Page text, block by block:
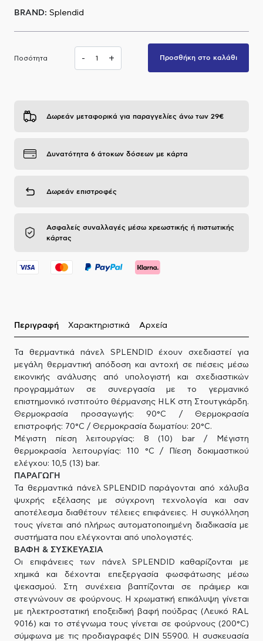
Α.Μ.Ε.Α
BRAND: Splendid
Ποσότητα - + Προσθήκη στο καλάθι
Δωρεάν μεταφορικά για παραγγελίες άνω των 29€
Δυνατότητα 6 άτοκων δόσεων με κάρτα
Δωρεάν επιστροφές
Ασφαλείς συναλλαγές μέσω χρεωστικής ή πιστωτικής
κάρτας
Περιγραφή Χαρακτηριστικά Αρχεία
Τα θερμαντικά πάνελ SPLENDID έχουν σχεδιαστεί για
μεγάλη θερμαντική απόδοση και αντοχή σε πιέσεις μέσω
εικονικής ανάλυσης από υπολογιστή και σχεδιαστικών
προγραμμάτων σε συνεργασία με το γερμανικό
επιστημονικό ινστιτούτο θέρμανσης HLK στη Στουτγκάρδη.
Θερμοκρασία προσαγωγής: 90°C / Θερμοκρασία
επιστροφής: 70°C / Θερμοκρασία δωματίου: 20°C.
Μέγιστη πίεση λειτουργίας: 8 (10) bar / Μέγιστη
θερμοκρασία λειτουργίας: 110 °C / Πίεση δοκιμαστικού
ελέγχου: 10,5 (13) bar.
ΠΑΡΑΓΩΓΗ
Τα θερμαντικά πάνελ SPLENDID παράγονται από χάλυβα
ψυχρής εξέλασης με σύγχρονη τεχνολογία και σαν
αποτέλεσμα διαθέτουν τέλειες επιφάνειες. Η συγκόλληση
τους γίνεται από πλήρως αυτοματοποιημένη διαδικασία με
συστήματα που ελέγχονται από υπολογιστές.
ΒΑΦΗ & ΣΥΣΚΕΥΑΣΙΑ
Οι επιφάνειες των πάνελ SPLENDID καθαρίζονται με
χημικά και δέχονται επεξεργασία φωσφάτωσης μέσω
ψεκασμού. Στη συνέχεια βαπτίζονται σε πράιμερ και
στεγνώνουν σε φούρνους. Η χρωματική επικάλυψη γίνεται
με ηλεκτροστατική εποξειδική βαφή πούδρας (Λευκό RAL
9016) και το στέγνωμα τους γίνεται σε φούρνους (200°C)
σύμφωνα με τις προδιαγραφές DIN 55900. Η συσκευασία